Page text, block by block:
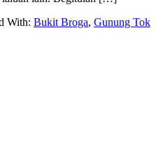
With: Bukit Broga, Gunung Tok